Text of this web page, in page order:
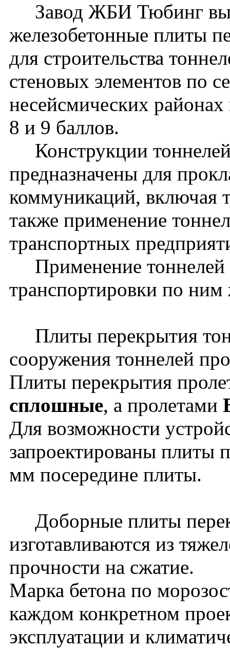
Завод ЖБИ Тюбинг
железобетонные плиты
для строительства
стеновых элементов по
несейсмических
8 и 9 баллов.
Конструкции тоннелей
предназначены для
коммуникаций, включая
также применение
транспортных
Применение тоннелей
транспортировки по
Плиты перекрытия
сооружения тоннелей
Плиты перекрытия
сплошные, а пролетами
Для возможности
запроектированы плиты
мм посередине плиты.
Доборные плиты
изготавливаются из
прочности на сжатие.
Марка бетона по
каждом конкретном
эксплуатации и